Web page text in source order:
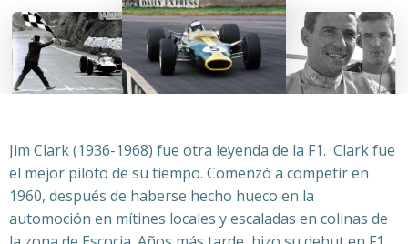
Jim Clark (1936-1968) fue otra leyenda de la F1. Clark fue
el mejor piloto de su tiempo. Comenzó a competir en
1960, después de haberse hecho hueco en la
automoción en mítines locales y escaladas en colinas de